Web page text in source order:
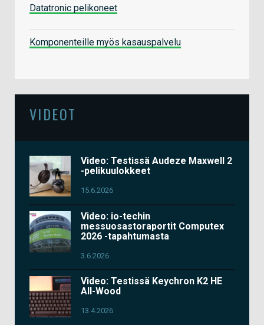
Datatronic pelikoneet
Komponenteille myös kasauspalvelu
VIDEOT
Video: Testissä Audeze Maxwell 2
-pelikuulokkeet
15.6.2026
Video: io-techin
messuosastoraportit Computex
2026 -tapahtumasta
3.6.2026
Video: Testissä Keychron K2 HE
All-Wood
13.4.2026